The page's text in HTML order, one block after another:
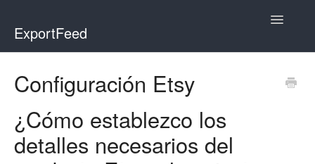
ExportFeed
Toggle
Wix - Clover
Configuración Etsy
¿Cómo establezco los
detalles necesarios del